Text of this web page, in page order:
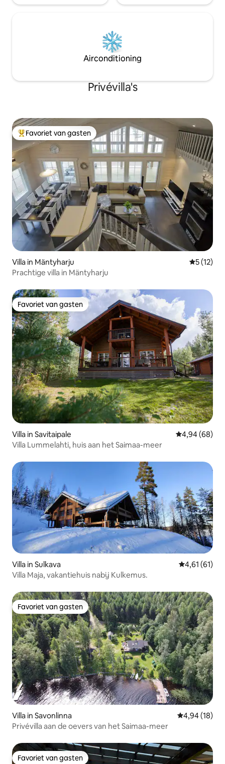
Airconditioning
Privévilla's
Topfavoriet van gasten
Favoriet van gasten
Villa in Mäntyharju
5 (12)
Prachtige villa in Mäntyharju
Favoriet van gasten
Favoriet van gasten
Villa in Savitaipale Gemiddelde
4,94 (68)
Villa Lummelahti, huis aan het Saimaa-meer
Villa in Sulkava Gemiddelde
4,61 (61)
Villa Maja, vakantiehuis nabij Kulkemus.
Favoriet van gasten
Favoriet van gasten
Villa in Savonlinna Gemiddelde
4,94 (18)
Privévilla aan de oevers van het Saimaa-meer
Favoriet van gasten